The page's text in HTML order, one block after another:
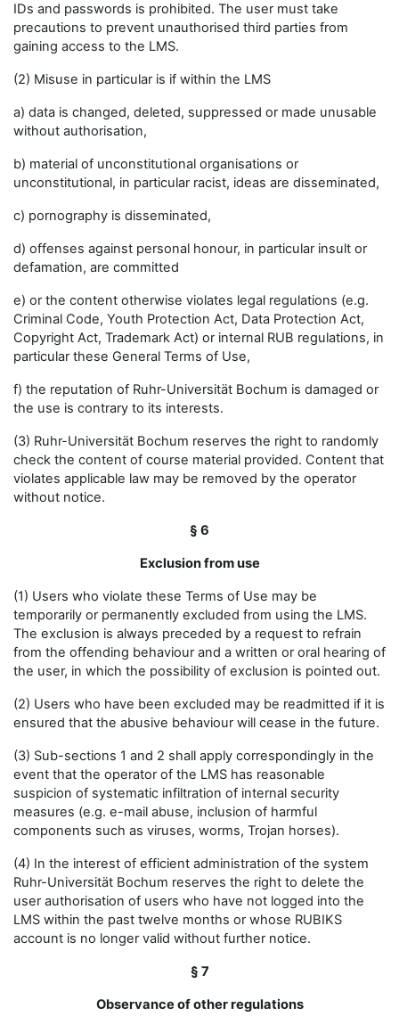
IDs and passwords is prohibited. The user must take
precautions to prevent unauthorised third parties from
gaining access to the LMS.
(2) Misuse in particular is if within the LMS
a) data is changed, deleted, suppressed or made unusable
without authorisation,
b) material of unconstitutional organisations or
unconstitutional, in particular racist, ideas are disseminated,
c) pornography is disseminated,
d) offenses against personal honour, in particular insult or
defamation, are committed
e) or the content otherwise violates legal regulations (e.g.
Criminal Code, Youth Protection Act, Data Protection Act,
Copyright Act, Trademark Act) or internal RUB regulations, in
particular these General Terms of Use,
f) the reputation of Ruhr-Universität Bochum is damaged or
the use is contrary to its interests.
(3) Ruhr-Universität Bochum reserves the right to randomly
check the content of course material provided. Content that
violates applicable law may be removed by the operator
without notice.
§ 6
Exclusion from use
(1) Users who violate these Terms of Use may be
temporarily or permanently excluded from using the LMS.
The exclusion is always preceded by a request to refrain
from the offending behaviour and a written or oral hearing of
the user, in which the possibility of exclusion is pointed out.
(2) Users who have been excluded may be readmitted if it is
ensured that the abusive behaviour will cease in the future.
(3) Sub-sections 1 and 2 shall apply correspondingly in the
event that the operator of the LMS has reasonable
suspicion of systematic infiltration of internal security
measures (e.g. e-mail abuse, inclusion of harmful
components such as viruses, worms, Trojan horses).
(4) In the interest of efficient administration of the system
Ruhr-Universität Bochum reserves the right to delete the
user authorisation of users who have not logged into the
LMS within the past twelve months or whose RUBIKS
account is no longer valid without further notice.
§ 7
Observance of other regulations